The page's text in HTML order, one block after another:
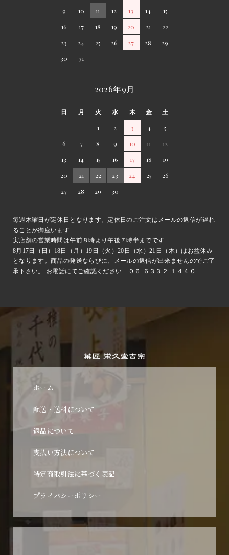
9
10 11 12 13 14
15
16
17 18 19 20 21
22
23
24 25 26 27 28
29
30
31
2026年9月
日 月 火 水 木 金
土
1
2 3 4
5
6
7 8 9 10 11
12
13
14 15 16 17 18
19
20
21 22 23 24 25
26
27
28 29 30
毎週木曜日が定休日となります。定休日のご注文はメールの返信が遅れ
ることが御座います
実店舗の営業時間は午前８時より午後７時半までです
8月17日（日）18日（月）19日（火）20日（水）21日（木）はお盆休み
となります。商品の発送ならびに、メールの返信が出来ませんのでご了
承下さい。 お電話にてご確認ください ０６-６３３２-１４４０
ホーム
配送・送料について
返品について
支払い方法について
特定商取引法に基づく表記
プライバシーポリシー